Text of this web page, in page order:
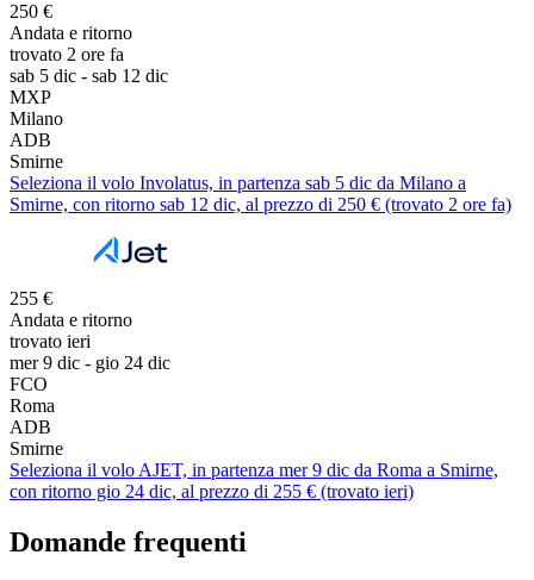
250 €
Andata e ritorno
trovato 2 ore fa
sab 5 dic - sab 12 dic
MXP
Milano
ADB
Smirne
Seleziona il volo Involatus, in partenza sab 5 dic da Milano a
Smirne, con ritorno sab 12 dic, al prezzo di 250 € (trovato 2 ore fa)
255 €
Andata e ritorno
trovato ieri
mer 9 dic - gio 24 dic
FCO
Roma
ADB
Smirne
Seleziona il volo AJET, in partenza mer 9 dic da Roma a Smirne,
con ritorno gio 24 dic, al prezzo di 255 € (trovato ieri)
Domande frequenti